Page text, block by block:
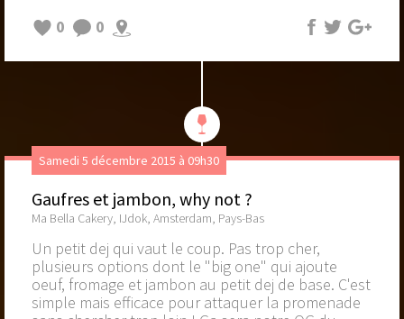
0
0
Samedi 5 décembre 2015 à 09h30
Gaufres et jambon, why not ?
Ma Bella Cakery, IJdok, Amsterdam, Pays-Bas
Un petit dej qui vaut le coup. Pas trop cher,
plusieurs options dont le "big one" qui ajoute
oeuf, fromage et jambon au petit dej de base. C'est
simple mais efficace pour attaquer la promenade